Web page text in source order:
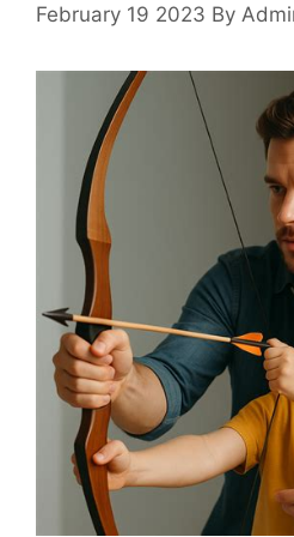
February 19 2023 By